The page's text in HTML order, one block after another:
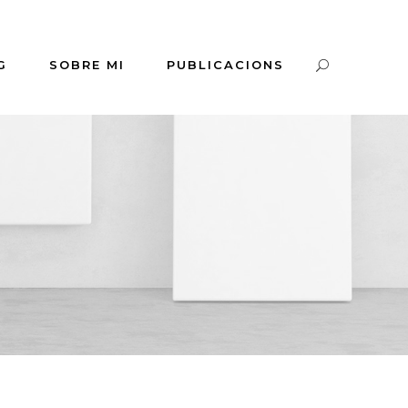
SOBRE MI PUBLICACIONS